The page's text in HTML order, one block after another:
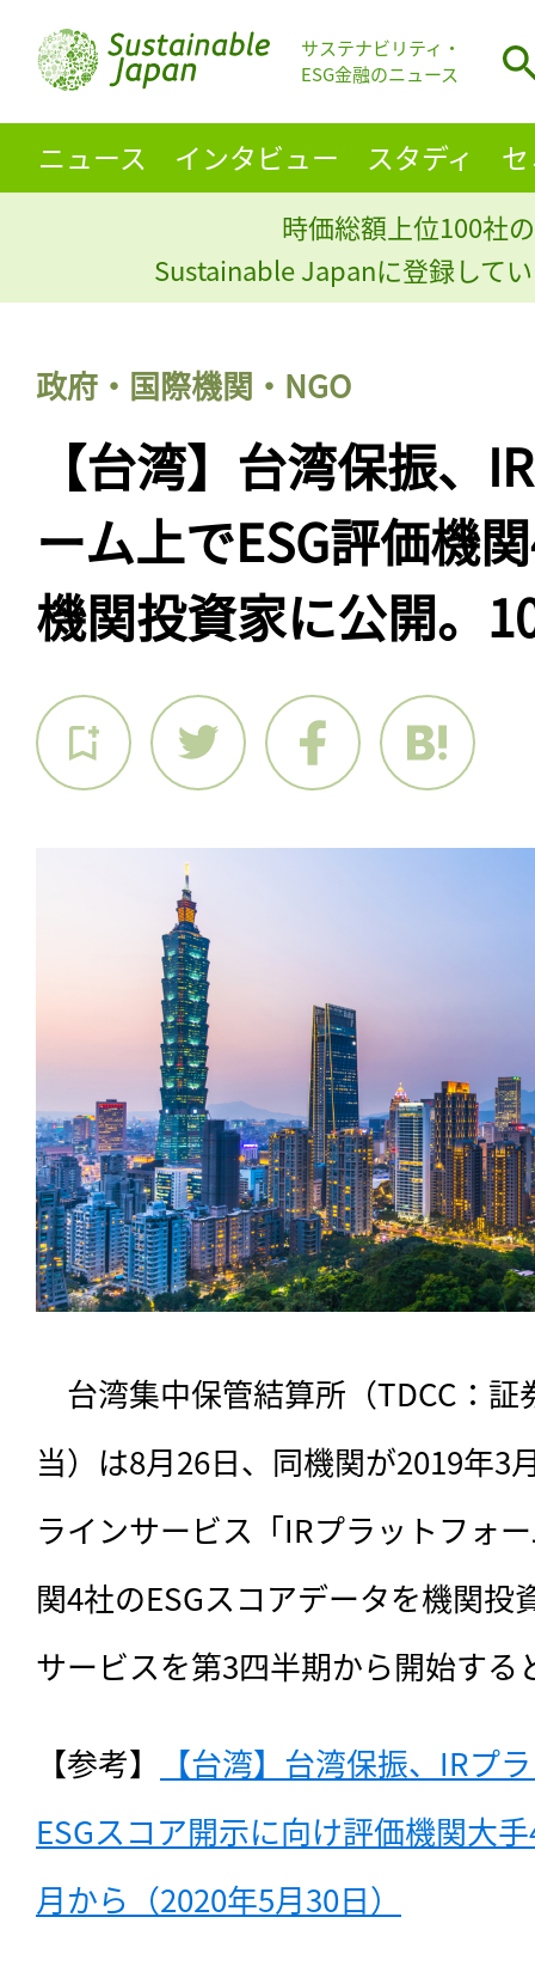
サステナビリティ・
ESG金融のニュース
ニュース インタビュー スタディ
時価総額上位100社
Sustainable Japanに登録して
政府・国際機関・NGO
【台湾】台湾保振、
ーム上でESG評価機
機関投資家に公開。
台湾集中保管結算所（TDCC：証
当）は8月26日、同機関が2019年3
ラインサービス「IRプラットフォ
関4社のESGスコアデータを機関投
サービスを第3四半期から開始する
【参考】
【台湾】台湾保振、IRプ
ESGスコア開示に向け評価機関大
月から（2020年5月30日）